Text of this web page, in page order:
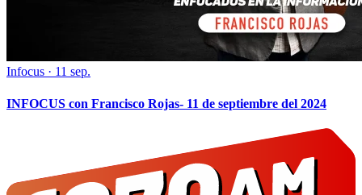
Infocus · 11 sep.
INFOCUS con Francisco Rojas- 11 de septiembre del 2024